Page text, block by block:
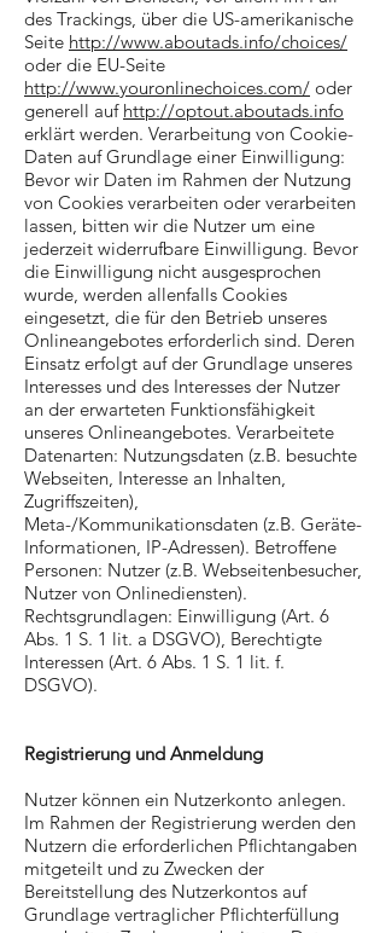
des Trackings, über die US-amerikanische
Seite http://www.aboutads.info/choices/
oder die EU-Seite
http://www.youronlinechoices.com/ oder
generell auf http://optout.aboutads.info
erklärt werden. Verarbeitung von Cookie-
Daten auf Grundlage einer Einwilligung:
Bevor wir Daten im Rahmen der Nutzung
von Cookies verarbeiten oder verarbeiten
lassen, bitten wir die Nutzer um eine
jederzeit widerrufbare Einwilligung. Bevor
die Einwilligung nicht ausgesprochen
wurde, werden allenfalls Cookies
eingesetzt, die für den Betrieb unseres
Onlineangebotes erforderlich sind. Deren
Einsatz erfolgt auf der Grundlage unseres
Interesses und des Interesses der Nutzer
an der erwarteten Funktionsfähigkeit
unseres Onlineangebotes. Verarbeitete
Datenarten: Nutzungsdaten (z.B. besuchte
Webseiten, Interesse an Inhalten,
Zugriffszeiten),
Meta-/Kommunikationsdaten (z.B. Geräte-
Informationen, IP-Adressen). Betroffene
Personen: Nutzer (z.B. Webseitenbesucher,
Nutzer von Onlinediensten).
Rechtsgrundlagen: Einwilligung (Art. 6
Abs. 1 S. 1 lit. a DSGVO), Berechtigte
Interessen (Art. 6 Abs. 1 S. 1 lit. f.
DSGVO).
Registrierung und Anmeldung
Nutzer können ein Nutzerkonto anlegen.
Im Rahmen der Registrierung werden den
Nutzern die erforderlichen Pflichtangaben
mitgeteilt und zu Zwecken der
Bereitstellung des Nutzerkontos auf
Grundlage vertraglicher Pflichterfüllung